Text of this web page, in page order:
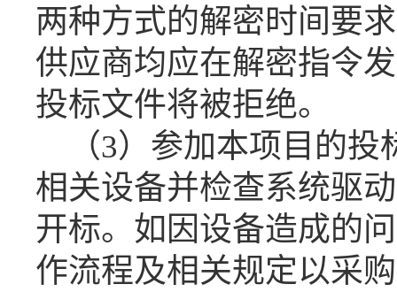
两种方式的解密时间要
供应商均应在解密指令
投标文件将被拒绝。
（3） 参加本项目的投
相关设备并检查系统驱
开标。 如因设备造成的
作流程及相关规定以采